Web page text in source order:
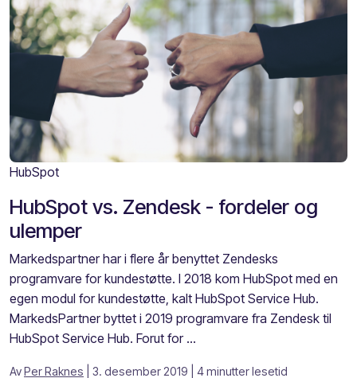
HubSpot
HubSpot vs. Zendesk - fordeler og
ulemper
Markedspartner har i flere år benyttet Zendesks
programvare for kundestøtte. I 2018 kom HubSpot med en
egen modul for kundestøtte, kalt HubSpot Service Hub.
MarkedsPartner byttet i 2019 programvare fra Zendesk til
HubSpot Service Hub. Forut for ...
AvPer Raknes | 3. desember 2019 | 4 minutter lesetid